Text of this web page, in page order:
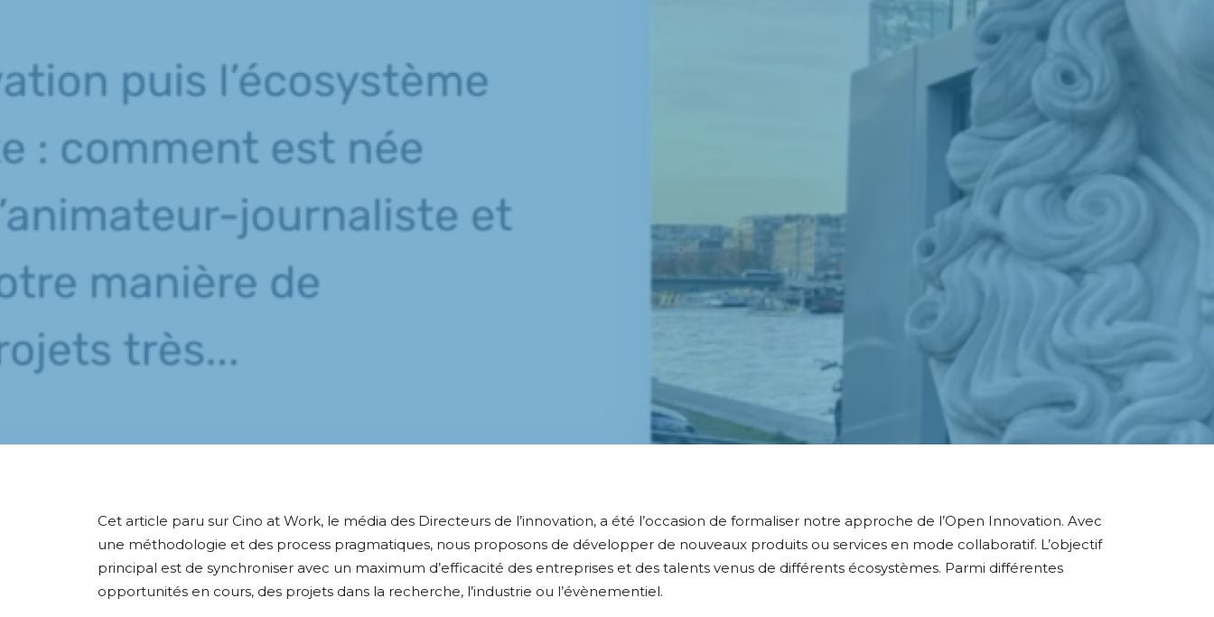
Cet article paru sur Cino at Work, le média des Directeurs de l’innovation, a été l’occasion de formaliser notre approche de l’Open Innovation. Avec
une méthodologie et des process pragmatiques, nous proposons de développer de nouveaux produits ou services en mode collaboratif. L’objectif
principal est de synchroniser avec un maximum d’efficacité des entreprises et des talents venus de différents écosystèmes. Parmi différentes
opportunités en cours, des projets dans la recherche, l’industrie ou l’évènementiel.